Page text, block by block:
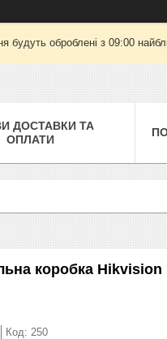
оброблені з 09:00
ДОСТАВКИ ТА
ОПЛАТИ
коробка Hikvision
Код: 250